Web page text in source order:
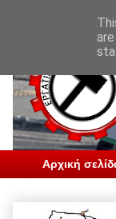
Αρχική